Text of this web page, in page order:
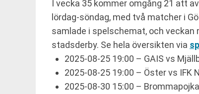
I vecka 35 kommer omgång 21 att
lördag-söndag, med två matcher i
samlade i spelschemat, och
stadsderby. Se hela översikten via
2025-08-25 19:00 – GAIS vs
2025-08-25 19:00 – Öster vs IFK
2025-08-30 15:00 –